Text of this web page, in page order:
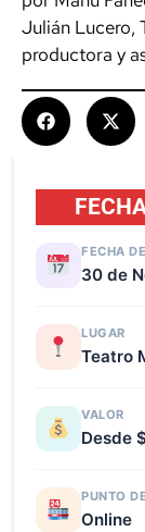
Julián Lucero,
productora y
FECHA
30 de
LUGAR
Teatro
VALOR
Desde
PUNTO
Online